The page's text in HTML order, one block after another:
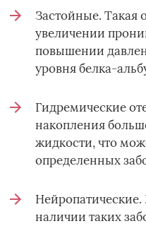
Застойные. Такая
увеличении
повышении
уровня белка-
Гидремические
накопления
жидкости, что
определенных
Нейропатические.
наличии таких